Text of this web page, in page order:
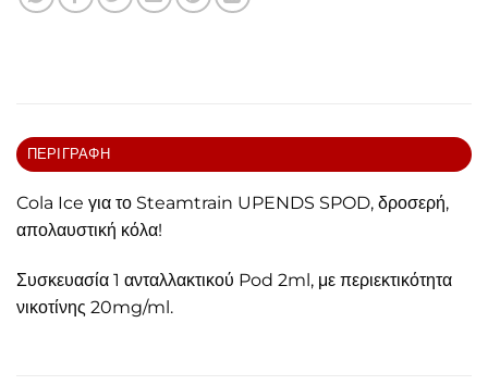
ΠΕΡΙΓΡΑΦΉ
Cola Ice για το Steamtrain UPENDS SPOD, δροσερή,
απολαυστική κόλα!
Συσκευασία 1 ανταλλακτικού Pod 2ml, με περιεκτικότητα
νικοτίνης 20mg/ml.